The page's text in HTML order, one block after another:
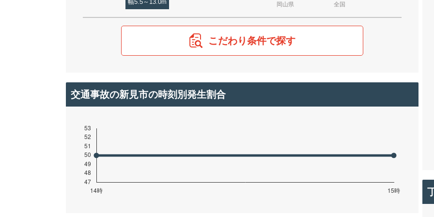
幅5.5～13.0m 岡山県 全国
こだわり条件で探す
交通事故の新見市の時刻別発生割合